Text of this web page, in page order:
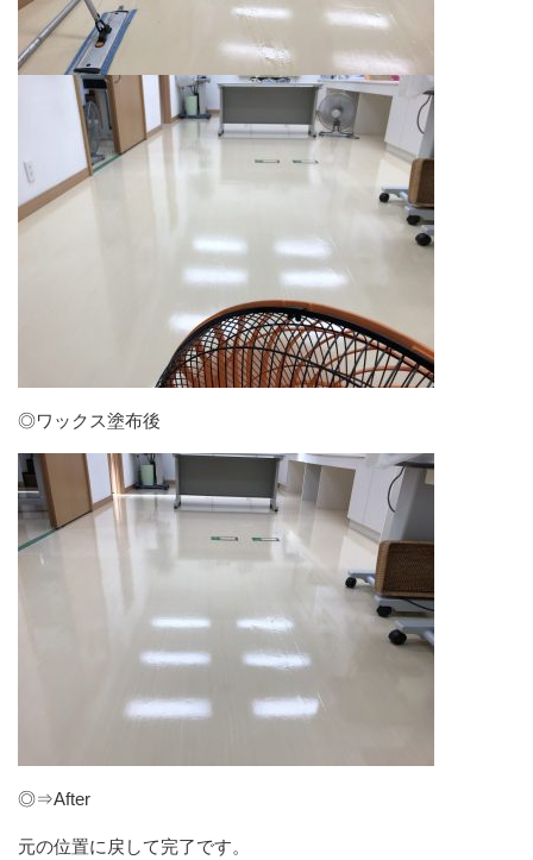
◎ワックス塗布後
◎⇒After
元の位置に戻して完了です。